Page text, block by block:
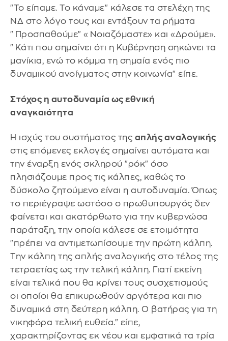
"Το είπαμε. Το κάναμε" κάλεσε τα στελέχη της
ΝΔ στο λόγο τους και εντάξουν τα ρήματα
"Προσπαθούμε" «Νοιαζόμαστε» και «Δρούμε».
"Κάτι που σημαίνει ότι η Κυβέρνηση σηκώνει τα
μανίκια, ενώ το κόμμα τη σημαία ενός πιο
δυναμικού ανοίγματος στην κοινωνία" είπε.
Στόχος η αυτοδυναμία ως εθνική
αναγκαιότητα
Η ισχύς του συστήματος της απλής αναλογικής
στις επόμενες εκλογές σημαίνει αυτόματα και
την έναρξη ενός σκληρού "ρόκ" όσο
πλησιάζουμε προς τις κάλπες, καθώς το
δύσκολο ζητούμενο είναι η αυτοδυναμία. Όπως
το περιέγραψε ωστόσο ο πρωθυπουργός δεν
φαίνεται και ακατόρθωτο για την κυβερνώσα
παράταξη, την οποία κάλεσε σε ετοιμότητα
"πρέπει να αντιμετωπίσουμε την πρώτη κάλπη.
Την κάλπη της απλής αναλογικής στο τέλος της
τετραετίας ως την τελική κάλπη. Γιατί εκείνη
είναι τελικά που θα κρίνει τους συσχετισμούς
οι οποίοι θα επικυρωθούν αργότερα και πιο
δυναμικά στη δεύτερη κάλπη. Ο βατήρας για τη
νικηφόρα τελική ευθεία." είπε,
χαρακτηρίζοντας εκ νέου και εμφατικά τα τρία